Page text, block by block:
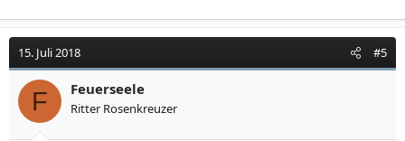
15. Juli 2018 #5
F Feuerseele
Ritter Rosenkreuzer